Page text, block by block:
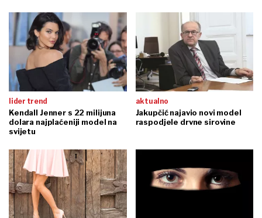
lider trend
Kendall Jenner s 22 milijuna
dolara najplaćeniji model na
svijetu
aktualno
Jakupčić najavio novi model
raspodjele drvne sirovine